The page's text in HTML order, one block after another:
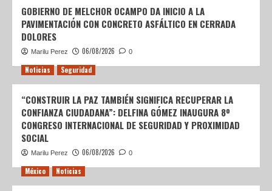
GOBIERNO DE MELCHOR OCAMPO DA INICIO A LA
PAVIMENTACIÓN CON CONCRETO ASFÁLTICO EN CERRADA
DOLORES
Marilu Perez 06/08/2026 0
Noticias Seguridad
“CONSTRUIR LA PAZ TAMBIÉN SIGNIFICA RECUPERAR LA
CONFIANZA CIUDADANA”: DELFINA GÓMEZ INAUGURA 8º
CONGRESO INTERNACIONAL DE SEGURIDAD Y PROXIMIDAD
SOCIAL
Marilu Perez 06/08/2026 0
México Noticias